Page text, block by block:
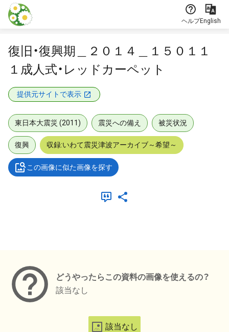
本文に飛ぶ
ヘルプEnglish
復旧・復興期＿２０１４＿１５０１１
１成人式・レッドカーペット
提供元サイトで表示
東日本大震災 (2011) 震災への備え 被災状況
復興 収録:いわて震災津波アーカイブ～希望～
この画像に似た画像を探す
どうやったらこの資料の画像を使えるの？
該当なし
該当なし